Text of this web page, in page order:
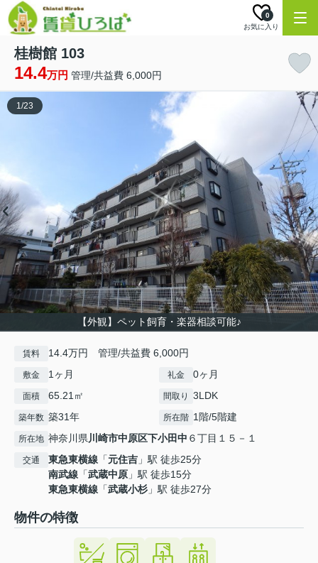
お気に入り
0
桂樹館 103
14.4万円 管理/共益費 6,000円
【外観】ペット飼育・楽器相談可能♪
1/23
賃料 14.4万円 管理/共益費 6,000円
敷金 1ヶ月 礼金 0ヶ月
面積 65.21㎡ 間取り 3LDK
築年数 築31年 所在階 1階/5階建
所在地 神奈川県川崎市中原区下小田中 ６丁目１５－１
交通 東急東横線 「元住吉 」駅 徒歩25分
南武線 「武蔵中原 」駅 徒歩15分
東急東横線 「武蔵小杉 」駅 徒歩27分
物件の特徴